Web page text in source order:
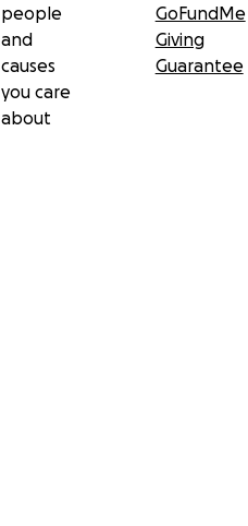
people
and
causes
you care
about
GoFundMe
Giving
Guarantee